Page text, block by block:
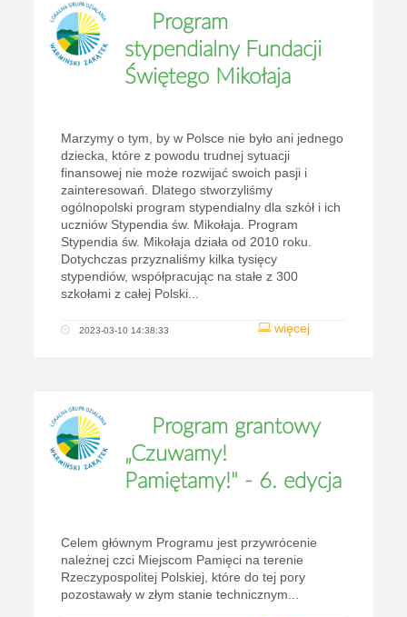
Program
stypendialny Fundacji
Świętego Mikołaja
Marzymy o tym, by w Polsce nie było ani jednego
dziecka, które z powodu trudnej sytuacji
finansowej nie może rozwijać swoich pasji i
zainteresowań. Dlatego stworzyliśmy
ogólnopolski program stypendialny dla szkół i ich
uczniów Stypendia św. Mikołaja. Program
Stypendia św. Mikołaja działa od 2010 roku.
Dotychczas przyznaliśmy kilka tysięcy
stypendiów, współpracując na stałe z 300
szkołami z całej Polski...
więcej
2023-03-10 14:38:33
Program grantowy
„Czuwamy!
Pamiętamy!" - 6. edycja
Celem głównym Programu jest przywrócenie
należnej czci Miejscom Pamięci na terenie
Rzeczypospolitej Polskiej, które do tej pory
pozostawały w złym stanie technicznym...